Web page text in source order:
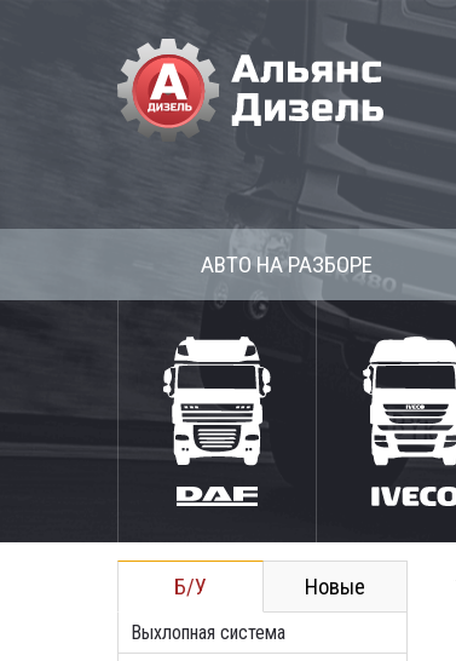
АВТО НА РАЗБОРЕ
Б/У Новые
Выхлопная система